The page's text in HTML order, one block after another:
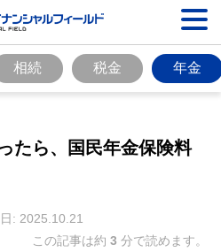
相続 税金 年金
たら、国民年金保険料
: 2025.10.21
この記事は約 3 分で読めます。